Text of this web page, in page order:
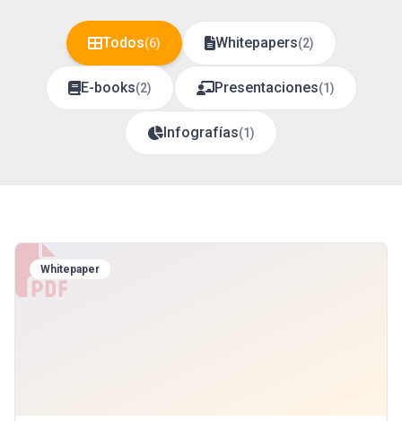
Todos(6) Whitepapers(2)
E-books(2) Presentaciones(1)
Infografías(1)
Whitepaper